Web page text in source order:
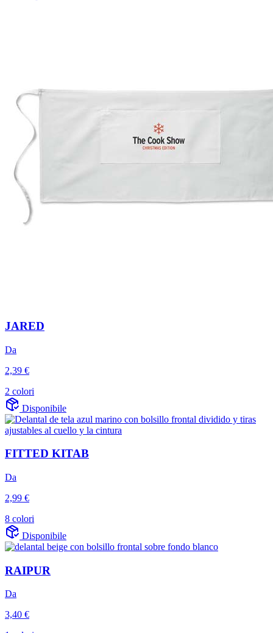
JARED
Da
2,39 €
2 colori
Disponibile
FITTED KITAB
Da
2,99 €
8 colori
Disponibile
RAIPUR
Da
3,40 €